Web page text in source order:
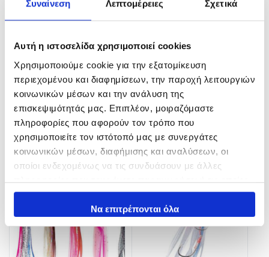
Συναίνεση Λεπτομέρειες Σχετικά
Αυτή η ιστοσελίδα χρησιμοποιεί cookies
Χρησιμοποιούμε cookie για την εξατομίκευση
περιεχομένου και διαφημίσεων, την παροχή λειτουργιών
κοινωνικών μέσων και την ανάλυση της
επισκεψιμότητάς μας. Επιπλέον, μοιραζόμαστε
πληροφορίες που αφορούν τον τρόπο που
χρησιμοποιείτε τον ιστότοπό μας με συνεργάτες
κοινωνικών μέσων, διαφήμισης και αναλύσεων, οι
οποίοι ενδεχομένως να τις συνδυάσουν με άλλες
πληροφορίες που τους έχετε παραχωρήσει ή τις οποίες
έχουν συλλέξει σε σχέση με την από μέρους σας χρήση
των υπηρεσιών τους.Να επιτρέπονται όλα
13,00 € 14,00
In Stock
Επιλογή
Επιφανείας
12,00€–15,00€
In Stock
Επιλογή